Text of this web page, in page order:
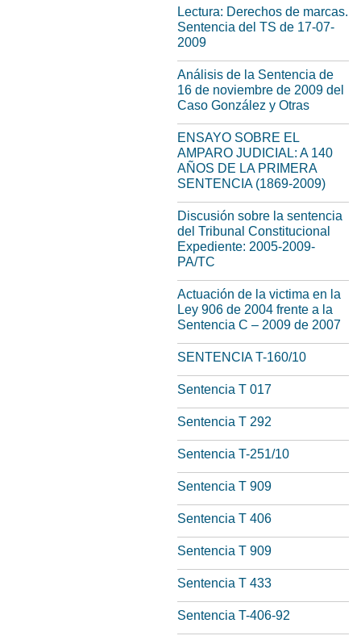
Lectura: Derechos de marcas.
Sentencia del TS de 17-07-
2009
Análisis de la Sentencia de
16 de noviembre de 2009 del
Caso González y Otras
ENSAYO SOBRE EL
AMPARO JUDICIAL: A 140
AÑOS DE LA PRIMERA
SENTENCIA (1869-2009)
Discusión sobre la sentencia
del Tribunal Constitucional
Expediente: 2005-2009-
PA/TC
Actuación de la victima en la
Ley 906 de 2004 frente a la
Sentencia C – 2009 de 2007
SENTENCIA T-160/10
Sentencia T 017
Sentencia T 292
Sentencia T-251/10
Sentencia T 909
Sentencia T 406
Sentencia T 909
Sentencia T 433
Sentencia T-406-92